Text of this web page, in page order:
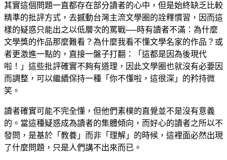
其實這個問題一直都存在部分讀者的心中，但是始終缺乏比較
精準的批評方式，去撼動台灣主流文學圈的詮釋慣習，因而這
樣的疑惑只能出之以低層次的罵戰──時有讀者不滿：為什麼
文學獎的作品那麼難看？為什麼我看不懂文學名家的作品？或
者更激進一點的，直接一盤子打翻：「這都是因為後現代
啦！」這些批評確實不夠有道理，因此文學圈也就沒有必要因
而調整，可以繼續保持一種「你不懂啦，這很深」的矜持微
笑。
讀者確實可能不完全懂，但他們素樸的直覺並不是沒有意義
的。當這種疑惑成為讀者的集體傾向，而好心的讀者之所以不
發問，是基於「教養」而非「理解」的時候，這裡面必然出現
了什麼問題，只是人們講不出來而已。